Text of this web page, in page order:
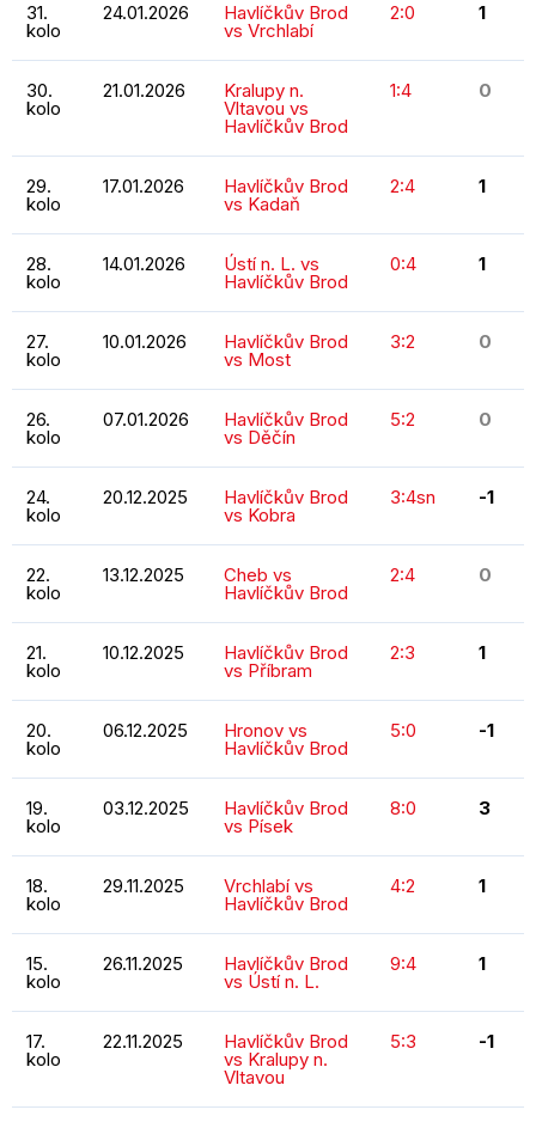
31.
kolo
24.01.2026 Havlíčkův Brod
vs Vrchlabí
2:0 1
30.
kolo
21.01.2026 Kralupy n.
Vltavou vs
Havlíčkův Brod
1:4 0
29.
kolo
17.01.2026 Havlíčkův Brod
vs Kadaň
2:4 1
28.
kolo
14.01.2026 Ústí n. L. vs
Havlíčkův Brod
0:4 1
27.
kolo
10.01.2026 Havlíčkův Brod
vs Most
3:2 0
26.
kolo
07.01.2026 Havlíčkův Brod
vs Děčín
5:2 0
24.
kolo
20.12.2025 Havlíčkův Brod
vs Kobra
3:4sn -1
22.
kolo
13.12.2025 Cheb vs
Havlíčkův Brod
2:4 0
21.
kolo
10.12.2025 Havlíčkův Brod
vs Příbram
2:3 1
20.
kolo
06.12.2025 Hronov vs
Havlíčkův Brod
5:0 -1
19.
kolo
03.12.2025 Havlíčkův Brod
vs Písek
8:0 3
18.
kolo
29.11.2025 Vrchlabí vs
Havlíčkův Brod
4:2 1
15.
kolo
26.11.2025 Havlíčkův Brod
vs Ústí n. L.
9:4 1
17.
kolo
22.11.2025 Havlíčkův Brod
vs Kralupy n.
Vltavou
5:3 -1